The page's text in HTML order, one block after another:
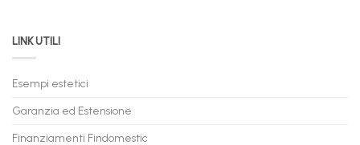
anche
a
in
con
LINK UTILI
Esempi estetici
Garanzia ed Estensione
Finanziamenti Findomestic